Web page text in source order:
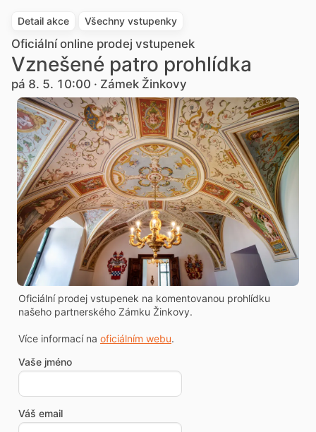
Detail akce Všechny vstupenky
Oficiální online prodej vstupenek
Vznešené patro prohlídka
pá 8. 5. 10:00 · Zámek Žinkovy
Oficiální prodej vstupenek na komentovanou prohlídku
našeho partnerského Zámku Žinkovy.
Více informací na oficiálním webu.
Vaše jméno
Váš email